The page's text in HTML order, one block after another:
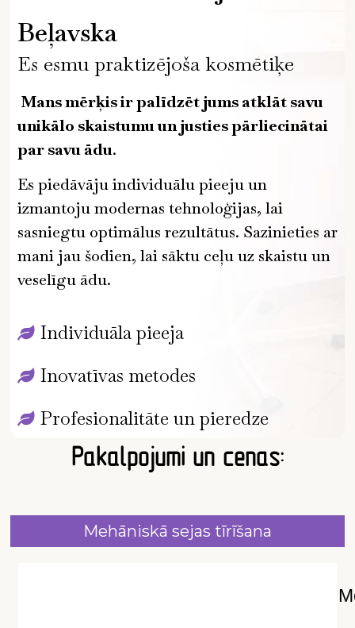
Beļavska
Es esmu praktizējoša kosmētiķe
Mans mērķis ir palīdzēt jums atklāt savu
unikālo skaistumu un justies pārliecinātai
par savu ādu.
Es piedāvāju individuālu pieeju un
izmantoju modernas tehnoloģijas, lai
sasniegtu optimālus rezultātus. Sazinieties ar
mani jau šodien, lai sāktu ceļu uz skaistu un
veselīgu ādu.
Individuāla pieeja
Inovatīvas metodes
Profesionalitāte un pieredze
Pakalpojumi un cenas:
Mehāniskā sejas tīrīšana